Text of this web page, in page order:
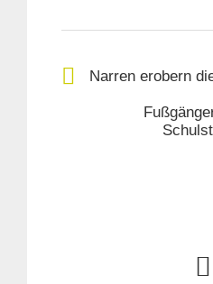
Narren erobern